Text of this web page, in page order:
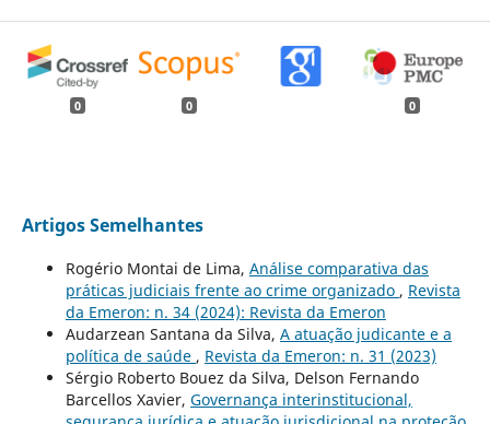
0 0 0
Artigos Semelhantes
Rogério Montai de Lima, Análise comparativa das
práticas judiciais frente ao crime organizado , Revista
da Emeron: n. 34 (2024): Revista da Emeron
Audarzean Santana da Silva, A atuação judicante e a
política de saúde , Revista da Emeron: n. 31 (2023)
Sérgio Roberto Bouez da Silva, Delson Fernando
Barcellos Xavier, Governança interinstitucional,